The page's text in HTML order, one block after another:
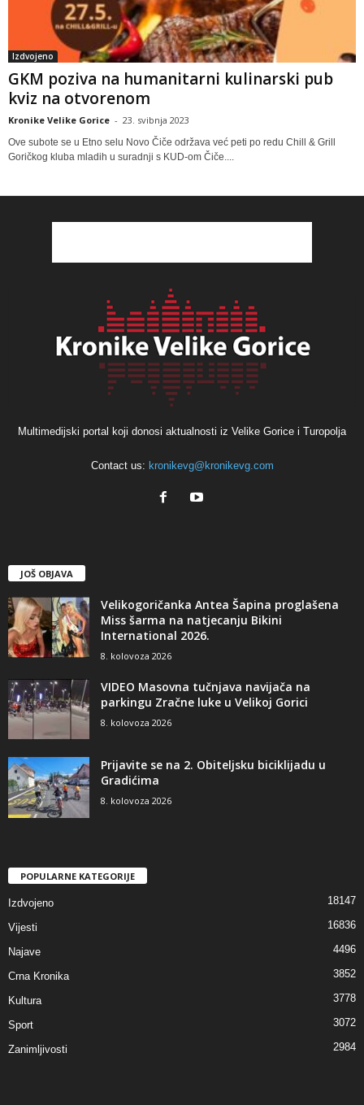
Izdvojeno
GKM poziva na humanitarni kulinarski pub
kviz na otvorenom
Kronike Velike Gorice - 23. svibnja 2023
Ove subote se u Etno selu Novo Čiče održava već peti po redu Chill & Grill
Goričkog kluba mladih u suradnji s KUD-om Čiče....
Multimedijski portal koji donosi aktualnosti iz Velike Gorice i Turopolja
Contact us: kronikevg@kronikevg.com
JOŠ OBJAVA
Velikogoričanka Antea Šapina proglašena
Miss šarma na natjecanju Bikini
International 2026.
8. kolovoza 2026
VIDEO Masovna tučnjava navijača na
parkingu Zračne luke u Velikoj Gorici
8. kolovoza 2026
Prijavite se na 2. Obiteljsku biciklijadu u
Gradićima
8. kolovoza 2026
POPULARNE KATEGORIJE
Izdvojeno 18147
Vijesti 16836
Najave 4496
Crna Kronika 3852
Kultura 3778
Sport 3072
Zanimljivosti 2984